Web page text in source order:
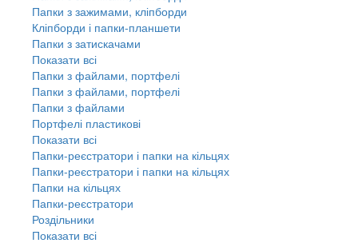
Папки з зажимами, кліпборди
Кліпборди і папки-планшети
Папки з затискачами
Показати всі
Папки з файлами, портфелі
Папки з файлами, портфелі
Папки з файлами
Портфелі пластикові
Показати всі
Папки-реєстратори і папки на кільцях
Папки-реєстратори і папки на кільцях
Папки на кільцях
Папки-реєстратори
Роздільники
Показати всі